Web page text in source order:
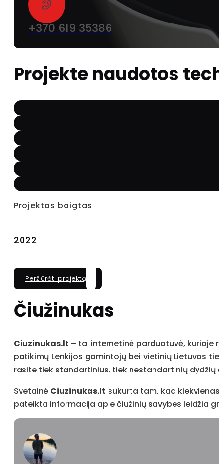
+370 619 35386
Projekte naudotos
Projektas baigtas
2022
Peržiūrėti projektą
Čiužinukas
Ciuzinukas.lt – tai internetinė parduotuvė, kurioje
patikimų Lenkijos gamintojų bei vietinių Lietuvos
rasite tiek standartinius, tiek nestandartinių dydžių
Svetainė Ciuzinukas.lt sukurta tam, kad
pateikta informacija apie čiužinių savybes leidžia